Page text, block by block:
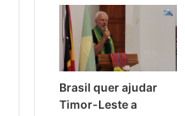
Brasil quer ajudar
Timor-Leste a